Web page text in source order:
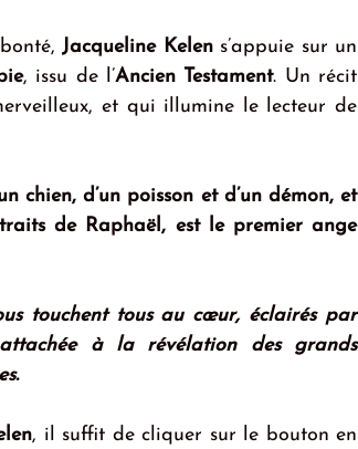
Jacqueline Kelen s’appuie sur un
, issu de l’Ancien Testament. Un récit
et qui illumine le lecteur de
chien, d’un poisson et d’un démon, et
de Raphaël, est le premier ange
touchent tous au cœur, éclairés par
à la révélation des grands
, il suffit de cliquer sur le bouton en